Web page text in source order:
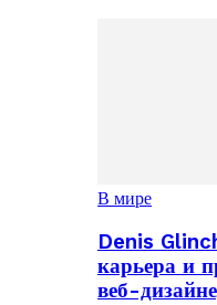
В мире
Denis
карьера и
веб-